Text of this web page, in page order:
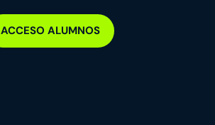
ACCESO ALUMNOS